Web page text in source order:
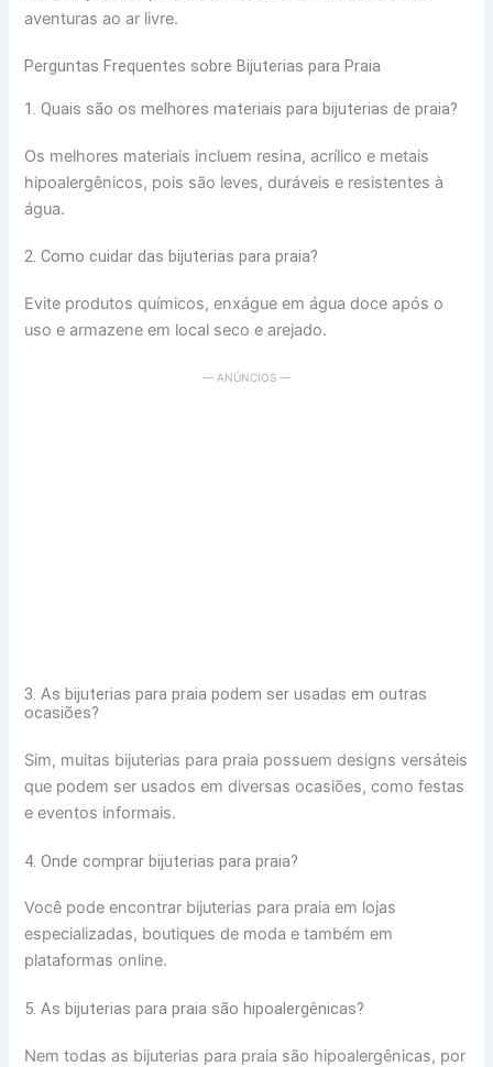
aventuras ao ar livre.
Perguntas Frequentes sobre Bijuterias para Praia
1. Quais são os melhores materiais para bijuterias de praia?
Os melhores materiais incluem resina, acrílico e metais
hipoalergênicos, pois são leves, duráveis e resistentes à
água.
2. Como cuidar das bijuterias para praia?
Evite produtos químicos, enxágue em água doce após o
uso e armazene em local seco e arejado.
— ANÚNCIOS —
3. As bijuterias para praia podem ser usadas em outras
ocasiões?
Sim, muitas bijuterias para praia possuem designs versáteis
que podem ser usados em diversas ocasiões, como festas
e eventos informais.
4. Onde comprar bijuterias para praia?
Você pode encontrar bijuterias para praia em lojas
especializadas, boutiques de moda e também em
plataformas online.
5. As bijuterias para praia são hipoalergênicas?
Nem todas as bijuterias para praia são hipoalergênicas, por